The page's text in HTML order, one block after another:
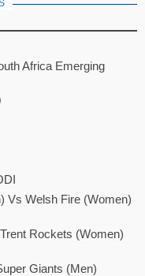
Africa Emerging
Vs Welsh Fire (Women)
Rockets (Women)
Giants (Men)